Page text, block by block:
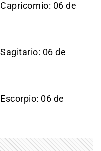
06 de
06 de
06 de